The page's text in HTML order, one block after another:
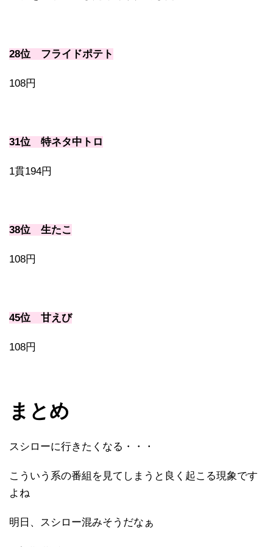
28位 フライドポテト
108円
31位 特ネタ中トロ
1貫194円
38位 生たこ
108円
45位 甘えび
108円
まとめ
スシローに行きたくなる・・・
こういう系の番組を見てしまうと良く起こる現象です
よね
明日、スシロー混みそうだなぁ